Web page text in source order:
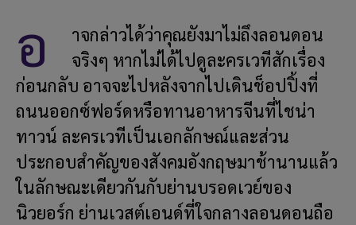
อ
าจกล่าวได้ว่าคุณยังมาไม่ถึงลอนดอน
จริงๆ หากไม่ได้ไปดูละครเวทีสักเรื่อง
ก่อนกลับ อาจจะไปหลังจากไปเดินช็อปปิ้งที่
ถนนออกซ์ฟอร์ดหรือทานอาหารจีนที่ไชน่า
ทาวน์ ละครเวทีเป็นเอกลักษณ์และส่วน
ประกอบสำคัญของสังคมอังกฤษมาช้านานแล้ว
ในลักษณะเดียวกันกับย่านบรอดเวย์ของ
นิวยอร์ก ย่านเวสต์เอนด์ที่ใจกลางลอนดอนถือ